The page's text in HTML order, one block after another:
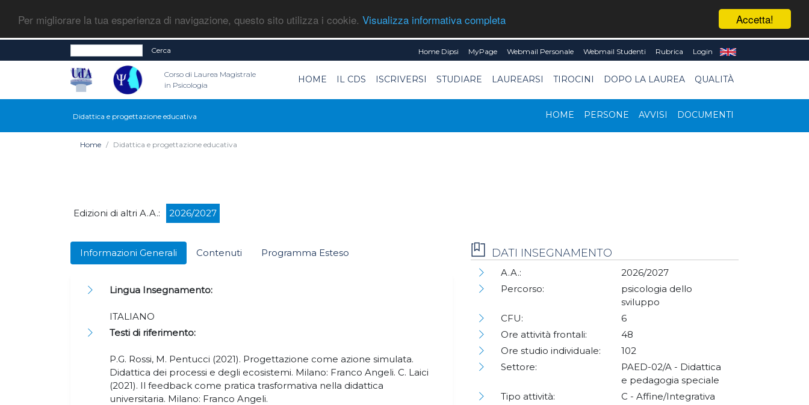
Accetta!
Per migliorare la tua esperienza di navigazione, questo sito utilizza i cookie. Visualizza informativa completa
Cerca Home Dipsi MyPage Webmail Personale Webmail Studenti Rubrica Login
Corso di Laurea Magistrale
in Psicologia
HOME IL CDS ISCRIVERSI STUDIARE LAUREARSI TIROCINI DOPO LA LAUREA QUALITÀ
Didattica e progettazione educativa HOME PERSONE AVVISI DOCUMENTI
Home Didattica e progettazione educativa
Edizioni di altri A.A.: 2026/2027
Informazioni Generali Contenuti Programma Esteso
Lingua Insegnamento:
ITALIANO
Testi di riferimento:
P.G. Rossi, M. Pentucci (2021). Progettazione come azione simulata.
Didattica dei processi e degli ecosistemi. Milano: Franco Angeli. C. Laici
(2021). Il feedback come pratica trasformativa nella didattica
universitaria. Milano: Franco Angeli.
DATI INSEGNAMENTO
A.A.:
2026/2027
Percorso:
psicologia dello
sviluppo
CFU:
6
Ore attività frontali:
48
Ore studio individuale:
102
Settore:
PAED-02/A - Didattica
e pedagogia speciale
Tipo attività:
C - Affine/Integrativa